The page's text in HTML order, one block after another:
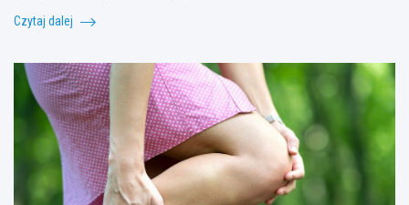
Czytaj dalej